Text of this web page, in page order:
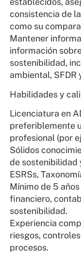
consistencia de
como su
Mantener
información
sostenibilidad,
ambiental, SFDR
Habilidades y
Licenciatura en
preferiblemente
profesional (por
Sólidos
de sostenibilidad
ESRSs,
Mínimo de 5
financiero,
sostenibilidad.
Experiencia
riesgos,
procesos.